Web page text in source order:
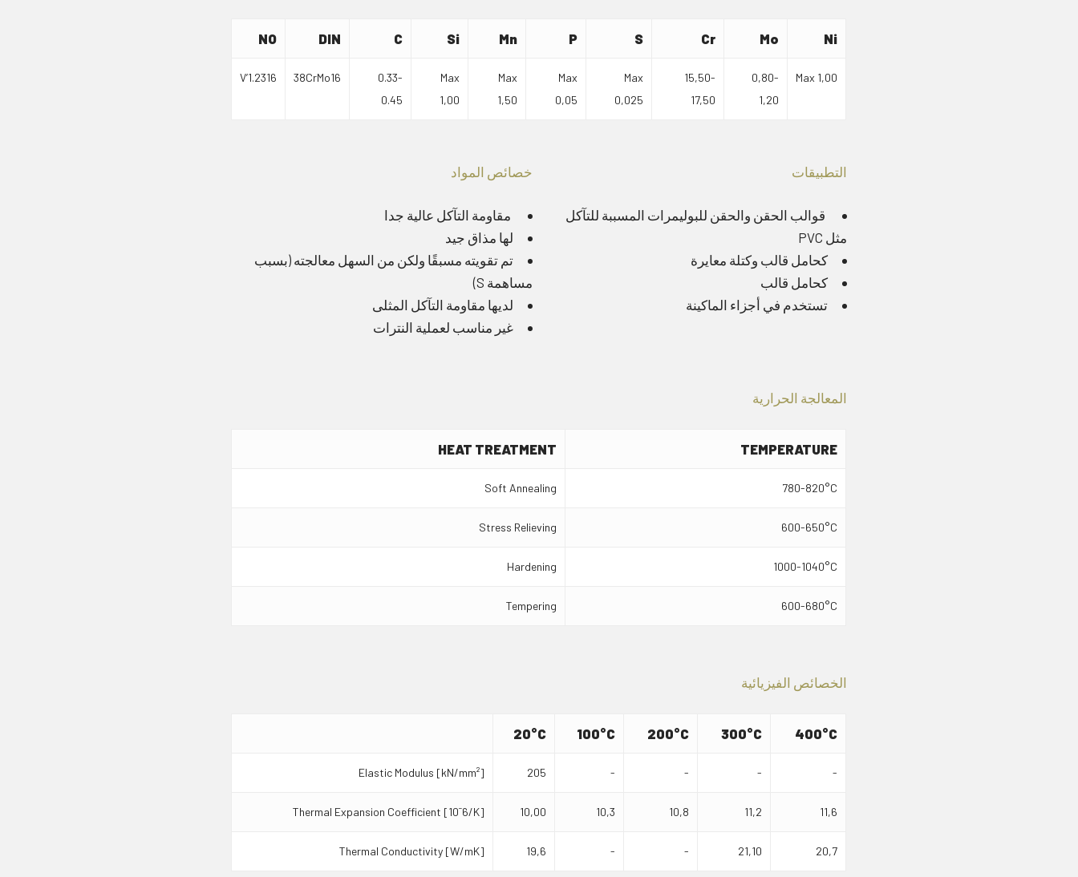
NO DIN C Si Mn P S Cr Mo Ni
V’1.2316 38CrMo16
0.33-
0.45
Max
1,00
Max
1,50
Max
0,05
Max
0,025
15,50-
17,50
0,80-
1,20
Max 1,00
خصائص المواد
مقاومة التآكل عالية جدا
لها مذاق جيد
تم تقويته مسبقًا ولكن من السهل معالجته (بسبب
مساهمة S)
لديها مقاومة التآكل المثلى
غير مناسب لعملية النترات
التطبيقات
قوالب الحقن والحقن للبوليمرات المسببة للتآكل
مثل PVC
كحامل قالب وكتلة معايرة
كحامل قالب
تستخدم في أجزاء الماكينة
المعالجة الحرارية
HEAT TREATMENT TEMPERATURE
Soft Annealing 780-820°C
Stress Relieving 600-650°C
Hardening 1000-1040°C
Tempering 600-680°C
الخصائص الفيزيائية
20°C 100°C 200°C 300°C 400°C
Elastic Modulus [kN/mm²] 205 - - - -
Thermal Expansion Coefficient [10ˉ6/K] 10,00 10,3 10,8 11,2 11,6
Thermal Conductivity [W/mK] 19,6 - - 21,10 20,7